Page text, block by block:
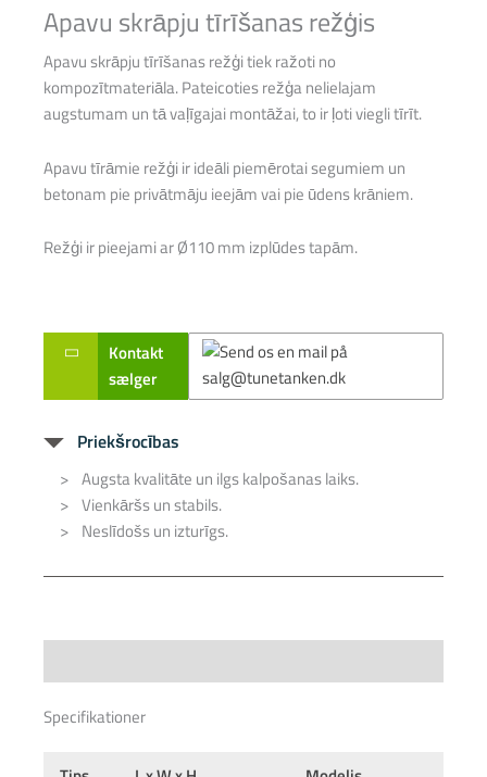
Apavu skrāpju tīrīšanas režģis
Apavu skrāpju tīrīšanas režģi tiek ražoti no
kompozītmateriāla. Pateicoties režģa nelielajam
augstumam un tā vaļīgajai montāžai, to ir ļoti viegli tīrīt.
Apavu tīrāmie režģi ir ideāli piemērotai segumiem un
betonam pie privātmāju ieejām vai pie ūdens krāniem.
Režģi ir pieejami ar Ø110 mm izplūdes tapām.
Kontakt
sælger
Priekšrocības
Augsta kvalitāte un ilgs kalpošanas laiks.
Vienkāršs un stabils.
Neslīdošs un izturīgs.
Specifikationer